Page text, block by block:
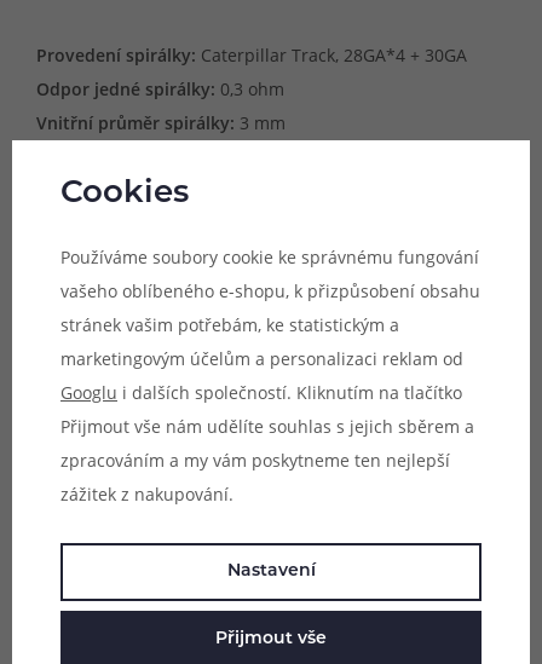
Provedení spirálky: Caterpillar Track, 28GA*4 + 30GA
Odpor jedné spirálky: 0,3 ohm
Vnitřní průměr spirálky: 3 mm
Počet kusů:V balení 2ks
Doporučujeme pouze zkušeným uživatelům.
Nesprávným použitím může dojít k nevratnému
poškození zařízení.
Parametry
Zeptejte se (0)
Mohlo by se vám líbit
Cookies
Používáme soubory cookie ke správnému fungování
vašeho oblíbeného e-shopu, k přizpůsobení obsahu
stránek vašim potřebám, ke statistickým a
marketingovým účelům a personalizaci reklam od
Googlu i dalších společností. Kliknutím na tlačítko
Přijmout vše nám udělíte souhlas s jejich sběrem a
zpracováním a my vám poskytneme ten nejlepší
zážitek z nakupování.
Nastavení
Přijmout vše